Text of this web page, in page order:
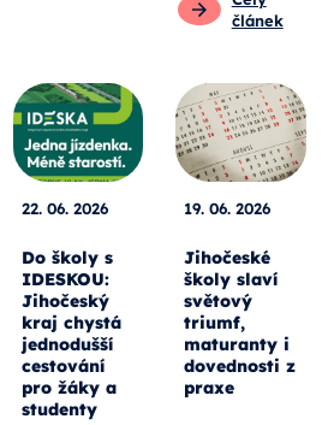
článek
22. 06. 2026
Do školy s
IDESKOU:
Jihočeský
kraj chystá
jednodušší
cestování
pro žáky a
studenty
19. 06. 2026
Jihočeské
školy slaví
světový
triumf,
maturanty i
dovednosti z
praxe